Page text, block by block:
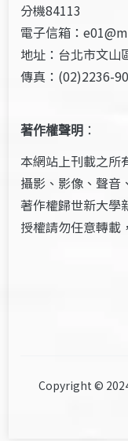
分機84113
電子信箱：
地址：台北市文山
傳真：(02)2236-
著作權聲明 ：
本網站上刊載之所
攝影、影像、聲音
著作權歸世新大學
授權請勿任意轉載
Copyright ©